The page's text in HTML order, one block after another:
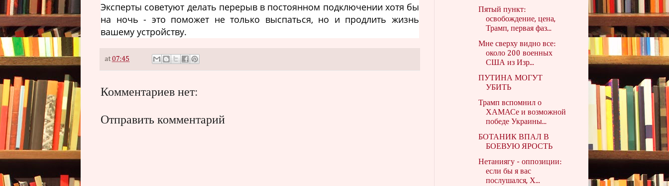
Эксперты советуют делать перерыв в постоянном подключении хотя бы
на ночь - это поможет не только выспаться, но и продлить жизнь
вашему устройству.
at07:45
Комментариев нет:
Отправить комментарий
Пятый пункт:
освобождение, цена,
Трамп, первая фаз...
Мне сверху видно все:
около 200 военных
США из Изр...
ПУТИНА МОГУТ
УБИТЬ
Трамп вспомнил о
ХАМАСе и возможной
победе Украины...
БОТАНИК ВПАЛ В
БОЕВУЮ ЯРОСТЬ
Нетаниягу - оппозиции:
если бы я вас
послушался, Х...